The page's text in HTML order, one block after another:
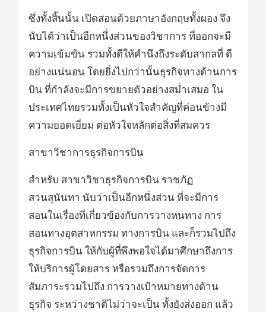
ซึ่งทั้งสิ้นนั้น เปิดสอนด้วยภาษาอังกฤษทั้งผอง จึง
นับได้ว่าเป็นอีกหนึ่งส่วนของวิชาการ ที่ออกจะมี
ความเข้มข้น รวมทั้งดีให้คำนึงถึงระดับสากลที่ ดี
อย่างแน่นอน โดยยิ่งไปกว่านั้นธุรกิจทางด้านการ
บิน ที่กำลังจะมีการขยายตัวอย่างสม่ำเสมอ ใน
ประเทศไทยรวมทั้งเป็นหัวใจสำคัญที่ค่อนข้างมี
ความยอดเยี่ยม ต่อหัวใจหลักต่อสิ่งที่สมควร
สาขาวิชาการธุรกิจการบิน
สำหรับ สาขาวิชาธุรกิจการบิน ราชภัฏ
สวนสุนันทา นับว่าเป็นอีกหนึ่งส่วน ที่จะมีการ
สอนในเรื่องที่เกี่ยวข้องกับการวางหนทาง การ
สอนทางอุตสาหกรรม ทางการบิน และก็รวมไปถึง
ธุรกิจการบิน ให้กับผู้ที่พึงพอใจได้มาศึกษาถึงการ
ให้บริการผู้โดยสาร หรือรวมถึงการจัดการ
สัมภาระรวมไปถึง การวางเป้าหมายทางด้าน
ธุรกิจ ระหว่างชาติไม่ว่าจะเป็น ทั้งยังส่งออก แล้ว